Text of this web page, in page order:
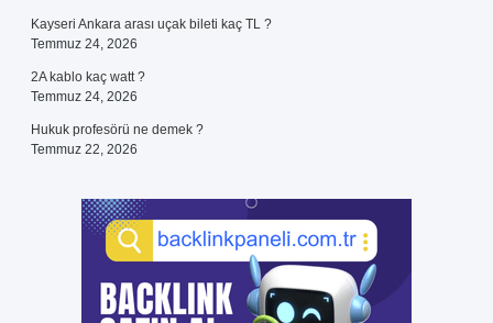
Kayseri Ankara arası uçak bileti kaç TL ?
Temmuz 24, 2026
2A kablo kaç watt ?
Temmuz 24, 2026
Hukuk profesörü ne demek ?
Temmuz 22, 2026